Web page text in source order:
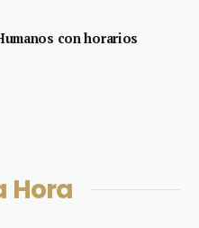
con horarios
Hora